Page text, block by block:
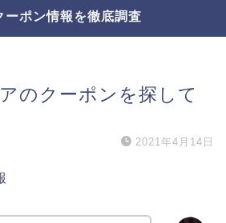
ーポン情報を徹底調査
のクーポンを探して
2021年4月14日